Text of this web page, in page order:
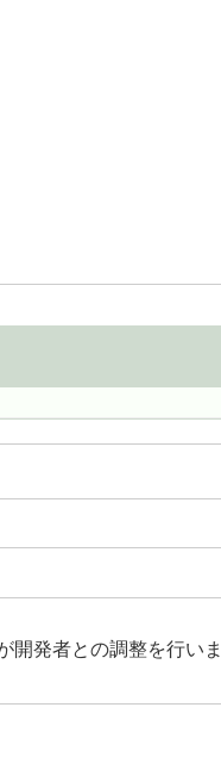
発者との調整を行いま